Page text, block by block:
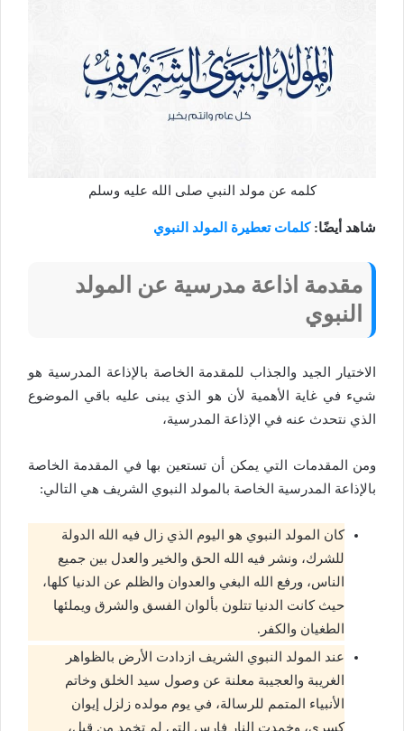
كلمه عن مولد النبي صلى الله عليه وسلم
شاهد أيضًا:كلمات تعطيرة المولد النبوي
مقدمة اذاعة مدرسية عن المولد
النبوي
الاختيار الجيد والجذاب للمقدمة الخاصة بالإذاعة المدرسية هو
شيء في غاية الأهمية لأن هو الذي يبنى عليه باقي الموضوع
الذي نتحدث عنه في الإذاعة المدرسية،
ومن المقدمات التي يمكن أن تستعين بها في المقدمة الخاصة
بالإذاعة المدرسية الخاصة بالمولد النبوي الشريف هي التالي:
كان المولد النبوي هو اليوم الذي زال فيه الله الدولة
للشرك، ونشر فيه الله الحق والخير والعدل بين جميع
الناس، ورفع الله البغي والعدوان والظلم عن الدنيا كلها،
حيث كانت الدنيا تتلون بألوان الفسق والشرق ويملئها
الطغيان والكفر.
عند المولد النبوي الشريف ازدادت الأرض بالظواهر
الغريبة والعجيبة معلنة عن وصول سيد الخلق وخاتم
الأنبياء المتمم للرسالة، في يوم مولده زلزل إيوان
كسرى، وخمدت النار فارس التي لم تخمد من قبل،